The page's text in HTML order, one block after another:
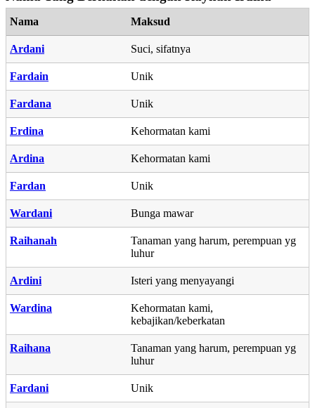
Nama Maksud
Ardani Suci, sifatnya
Fardain Unik
Fardana Unik
Erdina Kehormatan kami
Ardina Kehormatan kami
Fardan Unik
Wardani Bunga mawar
Raihanah
Tanaman yang harum, perempuan yg
luhur
Ardini Isteri yang menyayangi
Wardina
Kehormatan kami,
kebajikan/keberkatan
Raihana
Tanaman yang harum, perempuan yg
luhur
Fardani Unik